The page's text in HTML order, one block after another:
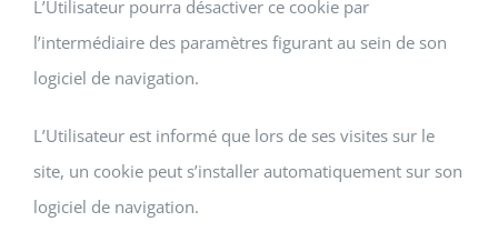
L’Utilisateur pourra désactiver ce cookie par
l’intermédiaire des paramètres figurant au sein de son
logiciel de navigation.
L’Utilisateur est informé que lors de ses visites sur le
site, un cookie peut s’installer automatiquement sur son
logiciel de navigation.